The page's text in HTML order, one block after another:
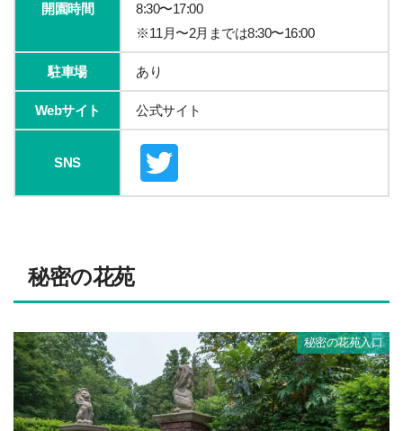
開園時間
8:30〜17:00
※11月〜2月までは8:30〜16:00
駐車場 あり
Webサイト 公式サイト
SNS
秘密の花苑
秘密の花苑入口